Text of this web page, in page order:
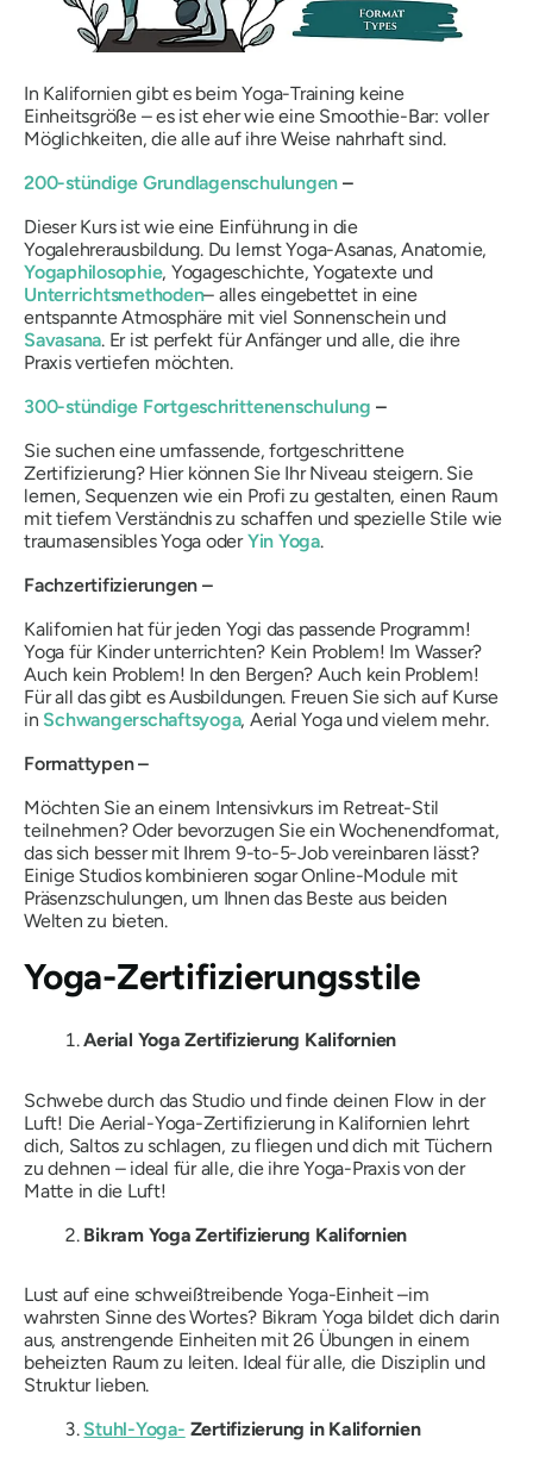
In Kalifornien gibt es beim Yoga-Training keine
Einheitsgröße – es ist eher wie eine Smoothie-Bar: voller
Möglichkeiten, die alle auf ihre Weise nahrhaft sind.
200-stündige Grundlagenschulungen –
Dieser Kurs ist wie eine Einführung in die
Yogalehrerausbildung. Du lernst Yoga-Asanas, Anatomie,
Yogaphilosophie, Yogageschichte, Yogatexte und
Unterrichtsmethoden– alles eingebettet in eine
entspannte Atmosphäre mit viel Sonnenschein und
Savasana. Er ist perfekt für Anfänger und alle, die ihre
Praxis vertiefen möchten.
300-stündige Fortgeschrittenenschulung –
Sie suchen eine umfassende, fortgeschrittene
Zertifizierung? Hier können Sie Ihr Niveau steigern. Sie
lernen, Sequenzen wie ein Profi zu gestalten, einen Raum
mit tiefem Verständnis zu schaffen und spezielle Stile wie
traumasensibles Yoga oderYin Yoga.
Fachzertifizierungen –
Kalifornien hat für jeden Yogi das passende Programm!
Yoga für Kinder unterrichten? Kein Problem! Im Wasser?
Auch kein Problem! In den Bergen? Auch kein Problem!
Für all das gibt es Ausbildungen. Freuen Sie sich auf Kurse
in Schwangerschaftsyoga, Aerial Yoga und vielem mehr.
Formattypen –
Möchten Sie an einem Intensivkurs im Retreat-Stil
teilnehmen? Oder bevorzugen Sie ein Wochenendformat,
das sich besser mit Ihrem 9-to-5-Job vereinbaren lässt?
Einige Studios kombinieren sogar Online-Module mit
Präsenzschulungen, um Ihnen das Beste aus beiden
Welten zu bieten.
Yoga-Zertifizierungsstile
Aerial Yoga Zertifizierung Kalifornien
Schwebe durch das Studio und finde deinen Flow in der
Luft! Die Aerial-Yoga-Zertifizierung in Kalifornien lehrt
dich, Saltos zu schlagen, zu fliegen und dich mit Tüchern
zu dehnen – ideal für alle, die ihre Yoga-Praxisvon der
Matte in die Luft!
Bikram Yoga Zertifizierung Kalifornien
Lust auf eine schweißtreibende Yoga-Einheit –im
wahrsten Sinne des Wortes?Bikram Yoga bildet dich darin
aus, anstrengende Einheiten mit 26 Übungen in einem
beheizten Raum zu leiten. Ideal für alle, die Disziplin und
Struktur lieben.
Stuhl-Yoga- Zertifizierung in Kalifornien